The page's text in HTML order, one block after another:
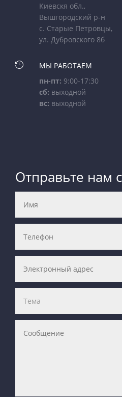
Киевскя обл.,
Вышгородский р-н
с. Старые Петровцы,
ул. Дубровского 8б

МЫ РАБОТАЕМ
пн-пт: 9:00-17:30
сб: выходной
вс: выходной
Отправьте нам